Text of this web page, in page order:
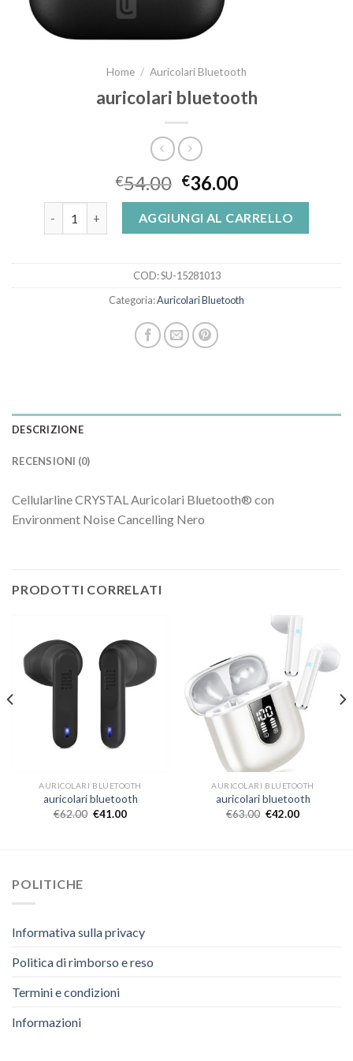
Home / Auricolari Bluetooth
auricolari bluetooth
€54.00 €36.00
auricolari bluetooth quantitàAGGIUNGI AL CARRELLO
COD:SU-15281013
Categoria:Auricolari Bluetooth
DESCRIZIONE
RECENSIONI (0)
Cellularline CRYSTAL Auricolari Bluetooth® con
Environment Noise Cancelling Nero
PRODOTTI CORRELATI
AURICOLARI BLUETOOTH
auricolari bluetooth
€62.00 €41.00
AURICOLARI BLUETOOTH
auricolari bluetooth
€63.00 €42.00
POLITICHE
Informativa sulla privacy
Politica di rimborso e reso
Termini e condizioni
Informazioni